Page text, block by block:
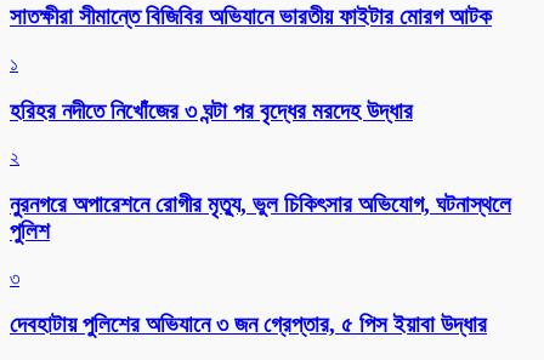
সাতক্ষীরা সীমান্তে বিজিবির অভিযানে ভারতীয় ফাইটার মোরগ আটক
১
হরিহর নদীতে নিখোঁজের ৩ ঘন্টা পর বৃদ্ধের মরদেহ উদ্ধার
২
নুরনগরে অপারেশনে রোগীর মৃত্যু, ভুল চিকিৎসার অভিযোগ, ঘটনাস্থলে
পুলিশ
৩
দেবহাটায় পুলিশের অভিযানে ৩ জন গ্রেপ্তার, ৫ পিস ইয়াবা উদ্ধার